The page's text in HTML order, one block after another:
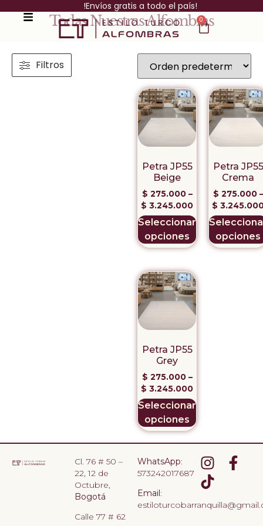
!Envíos gratis a todo el país!
0
Todas Nuestras Alfombras
Filtros
Petra JP55
Beige
$ 275.000–
$ 3.245.000
Seleccionar
opciones
Petra JP55
Crema
$ 275.000–
$
opciones
Petra JP55
Grey
$ 275.000–
$ 3.245.000
Seleccionar
opciones
Cl. 76 # 50 –
22, 12 de
Octubre,
Bogotá
Calle 77 # 62
WhatsApp:
573242017687
Email :